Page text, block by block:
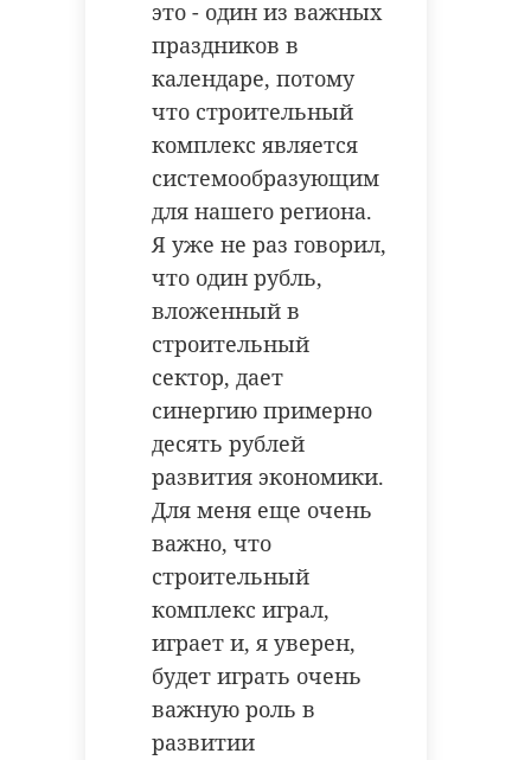
это - один из важных
праздников в
календаре, потому
что строительный
комплекс является
системообразующим
для нашего региона.
Я уже не раз говорил,
что один рубль,
вложенный в
строительный
сектор, дает
синергию примерно
десять рублей
развития экономики.
Для меня еще очень
важно, что
строительный
комплекс играл,
играет и, я уверен,
будет играть очень
важную роль в
развитии